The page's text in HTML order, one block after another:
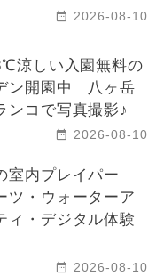
2026-08-10
涼しい入園無料の
ン開園中 八ヶ岳
ンコで写真撮影♪
2026-08-10
室内プレイパー
・ウォーターア
ィ・デジタル体験
2026-08-10